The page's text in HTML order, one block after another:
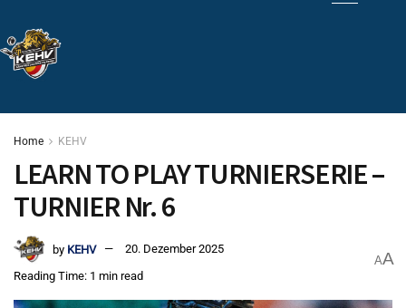
Home KEHV
LEARN TO PLAY TURNIERSERIE –
TURNIER Nr. 6
by KEHV
20. Dezember 2025
Reading Time: 1 min read
AA